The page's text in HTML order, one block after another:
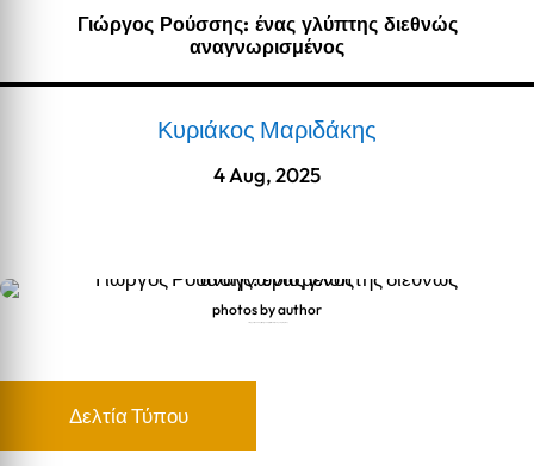
Γιώργος Ρούσσης: ένας γλύπτης διεθνώς
αναγνωρισμένος
Κυριάκος Μαριδάκης
4 Aug, 2025
photos by author
Δελτία Τύπου